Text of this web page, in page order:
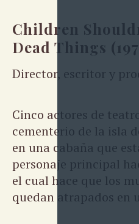
Children
Dead Things
Director, escritor y
Cinco actores de
cementerio de la isla
en una cabaña que
personaje principal
el cual hace que los
quedan atrapados en